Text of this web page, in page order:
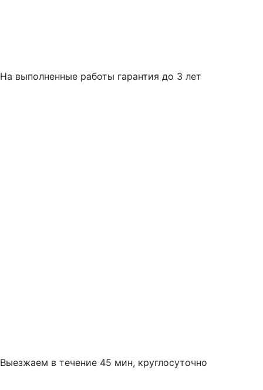
На выполненные работы гарантия до 3 лет
Выезжаем в течение 45 мин, круглосуточно